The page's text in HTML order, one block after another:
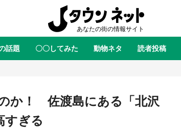
全国 全国
東北 青森 岩手 宮城
話題 〇〇してみた 動物ネタ 読者投稿
あの時はありがとう 物語がはじまる町へ
か！ 佐渡島にある「北沢
すぎる